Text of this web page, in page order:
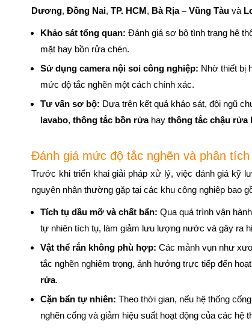
Dương,Đồng Nai,TP. HCM, Bà Rịa – Vũng Tàu và
Khảo sát tổng quan: Đánh giá sơ bộ tình trạng hệ
mặt hay bồn rửa chén.
Sử dụng camera nội soi công nghiệp: Nhờ thiết bị
mức độ tắc nghẽn một cách chính xác.
Tư vấn sơ bộ: Dựa trên kết quả khảo sát, đội ngũ
lavabo,thông tắc bồn rửahaythông tắc chậu rửa
Đánh giá mức độ tắc nghẽn và phân tích
Trước khi triển khai giải pháp xử lý, việc đánh giá kỹ
nguyên nhân thường gặp tại các khu công nghiệp bao
Tích tụ dầu mỡ và chất bẩn: Qua quá trình vận
tự nhiên tích tụ, làm giảm lưu lượng nước và gây ra
Vật thể rắn không phù hợp: Các mảnh vụn như
tắc nghẽn nghiêm trọng, ảnh hưởng trực tiếp đến
rửa.
Cặn bẩn tự nhiên: Theo thời gian, nếu hệ thống
nghẽn cống và giảm hiệu suất hoạt động của các hệ